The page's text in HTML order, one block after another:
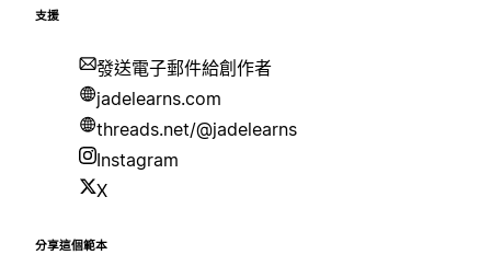
支援
發送電子郵件給創作者
jadelearns.com
threads.net/@jadelearns
Instagram
X
分享這個範本